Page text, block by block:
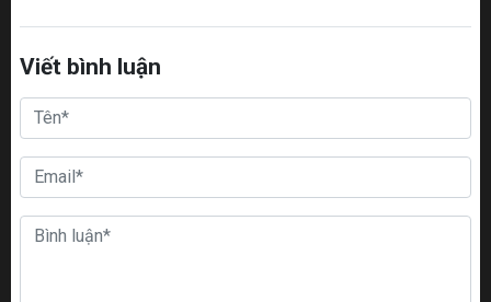
Viết bình luận